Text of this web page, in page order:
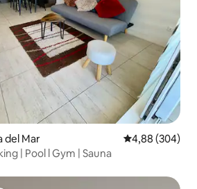
del Mar Gemiddelde
4,88 (304)
| Pool l Gym | Sauna